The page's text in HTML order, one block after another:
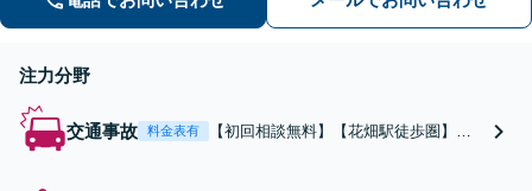
注力分野
交通事故 料金表有
【初回相談無料】【花畑駅徒歩圏】